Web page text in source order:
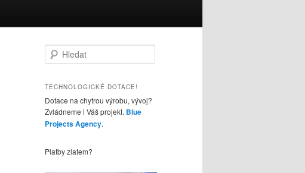
l
d
t
TECHNOLOGICKÉ DOTACE!
Dotace na chytrou výrobu, vývoj?
Zvládneme i Váš projekt. Blue
Projects Agency.
Platby zlatem?